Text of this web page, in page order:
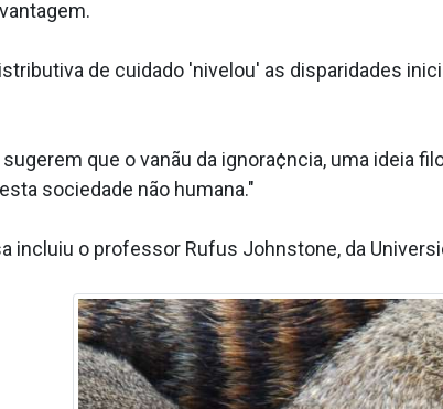
de cuidado 'nivelou' as disparidades
que o vanãu da ignora¢ncia, uma ideia
sociedade não humana."
incluiu o professor Rufus Johnstone, da